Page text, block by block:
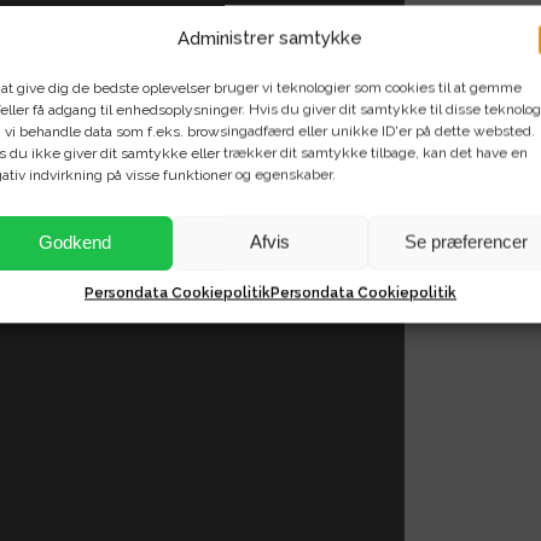
Administrer samtykke
at give dig de bedste oplevelser bruger vi teknologier som cookies til at gemme
få adgang til enhedsoplysninger. Hvis du giver dit samtykke til disse
vi behandle data som f.eks. browsingadfærd eller unikke ID'er på dette websted.
du ikke giver dit samtykke eller trækker dit samtykke tilbage, kan det have en
indvirkning på visse funktioner og egenskaber.
Godkend Afvis Se præferencer
Persondata CookiepolitikPersondata Cookiepolitik